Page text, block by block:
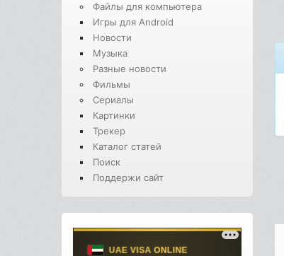
Файлы для компьютера
Игры для Android
Новости
Музыка
Разные новости
Фильмы
Сериалы
Картинки
Трекер
Каталог статей
Поиск
Поддержи сайт